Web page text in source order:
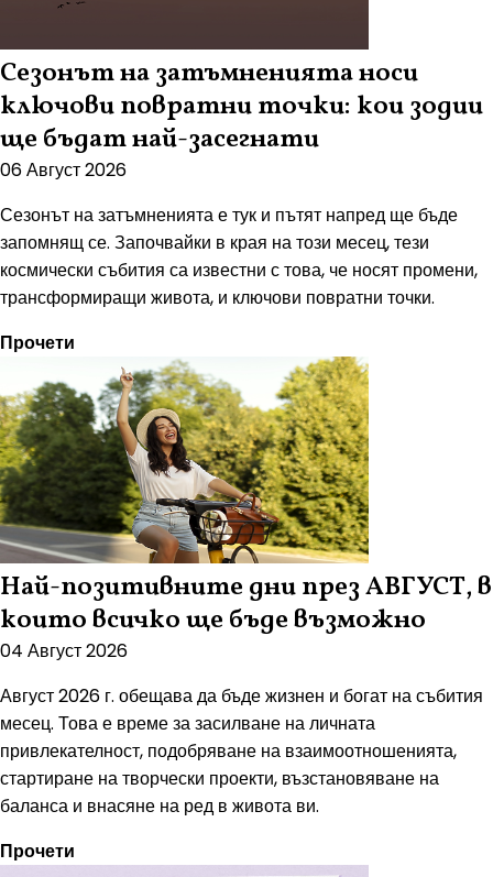
Сезонът на затъмненията носи
ключови повратни точки: кои зодии
ще бъдат най-засегнати
06 Август 2026
Сезонът на затъмненията е тук и пътят напред ще бъде
запомнящ се. Започвайки в края на този месец, тези
космически събития са известни с това, че носят промени,
трансформиращи живота, и ключови повратни точки.
Прочети
Най-позитивните дни през АВГУСТ, в
които всичко ще бъде възможно
04 Август 2026
Август 2026 г. обещава да бъде жизнен и богат на събития
месец. Това е време за засилване на личната
привлекателност, подобряване на взаимоотношенията,
стартиране на творчески проекти, възстановяване на
баланса и внасяне на ред в живота ви.
Прочети